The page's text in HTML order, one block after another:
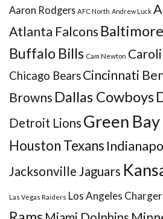
Aaron Rodgers AFC North Andrew Luck
Atlanta Falcons
Buffalo Bills Cam Newton
Chicago BearsCincinnati
Browns Dallas Cowboys
Detroit Lions Green
Houston Texans
Jacksonville Jaguars
Las Vegas Raiders Los Angeles